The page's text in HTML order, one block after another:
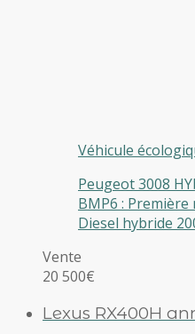
Véhicule
Peugeot 3008
BMP6 : Première
Diesel hybride
Vente
20 500€
Lexus RX400H